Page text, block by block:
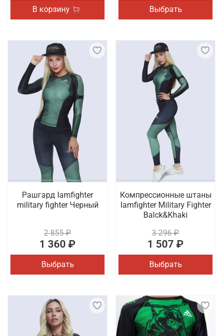
В корзину Выбрать
Рашгард Iamfighter
military fighter Черный
2 855 ₽
1 360 ₽
Выбрать
Компрессионные штаны
Iamfighter Military Fighter
Balck&Khaki
3 296 ₽
1 507 ₽
Выбрать